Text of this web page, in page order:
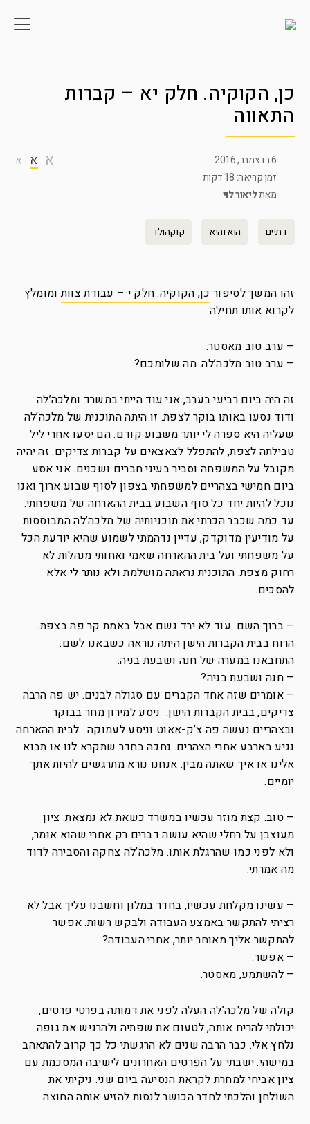
כן, הקוקיה. חלק יא – קברות
התאווה
א א א
6 בדצמבר, 2016
זמן קריאה: 18 דקות
מאתליאור לוי
דתיים הוא והיא קוקהולד
זהו המשך לסיפור כן, הקוקיה. חלק י – עבודת צוותומומלץ
לקרוא אותו תחילה
– ערב טוב מאסטר.
– ערב טוב מלכה’לה. מה שלומכם?
זה היה ביום רביעי בערב, אני עוד הייתי במשרד ומלכה’לה
ודוד נסעו באותו בוקר לצפת. זו היתה התוכנית של מלכה’לה
שעליה היא ספרה לי יותר משבוע קודם. הם יסעו אחרי ליל
טבילתה לצפת, להתפלל לצאצאים על קברות צדיקים. זה יהיה
מקובל על המשפחה וסביר בעיני חברים ושכנים. אני אסע
ביום חמישי בצהריים למשפחתי בצפון לסוף שבוע ארוך ואנו
נוכל להיות יחד כל סוף השבוע בבית ההארחה של משפחתי.
עד כמה שכבר הכרתי את תוכניותיה של מלכה’לה המבוססות
על מודיעין מדוקדק, עדיין נדהמתי לשמוע שהיא יודעת הכל
על משפחתי ועל בית ההארחה שאמי ואחותי מנהלות לא
רחוק מצפת. התוכנית נראתה מושלמת ולא נותר לי אלא
להסכים.
– ברוך השם. עוד לא ירד גשם אבל באמת קר פה בצפת.
הרוח בבית הקברות הישן היתה נוראה כשבאנו לשם.
התחבאנו במערה של חנה ושבעת בניה.
– חנה ושבעת בניה?
– אומרים שזה אחד הקברים עם סגולה לבנים. יש פה הרבה
צדיקים, בבית הקברות הישן. ניסע למירון מחר בבוקר
ובצהריים נעשה פה צ’ק-אאוט וניסע לעמוקה. לבית ההארחה
נגיע בארבע אחרי הצהרים. נחכה בחדר שתקרא לנו או תבוא
אלינו או איך שאתה מבין. אנחנו נורא מתרגשים להיות אתך
יומיים.
– טוב. קצת מוזר עכשיו במשרד כשאת לא נמצאת. ציון
מעוצבן על רחלי שהיא עושה דברים רק אחרי שהוא אומר,
ולא לפני כמו שהרגלת אותו. מלכה’לה צחקה והסבירה לדוד
מה אמרתי.
– עשינו מקלחת עכשיו, בחדר במלון וחשבנו עליך אבל לא
רציתי להתקשר באמצע העבודה ולבקש רשות. אפשר
להתקשר אליך מאוחר יותר, אחרי העבודה?
– אפשר.
– להשתמע, מאסטר.
קולה של מלכה’לה העלה לפני את דמותה בפרטי פרטים,
יכולתי להריח אותה, לטעום את שפתיה ולהרגיש את גופה
נלחץ אלי. כבר הרבה שנים לא הרגשתי כל כך קרוב להתאהב
במישהי. ישבתי על הפרטים האחרונים לישיבה המסכמת עם
ציון אביחי למחרת לקראת הנסיעה ביום שני. ניקיתי את
השולחן והלכתי לחדר הכושר לנסות להזיע אותה החוצה.